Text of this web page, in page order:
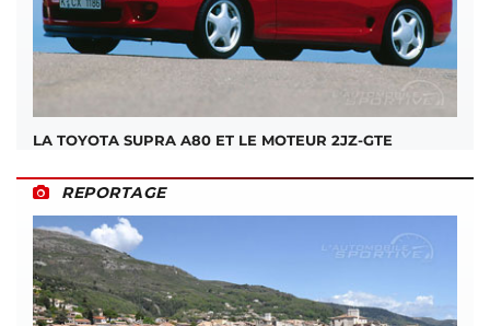
LA TOYOTA SUPRA A80 ET LE MOTEUR 2JZ-GTE
REPORTAGE